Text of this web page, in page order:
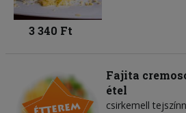
3 340 Ft
Fajita
étel
csirkemell